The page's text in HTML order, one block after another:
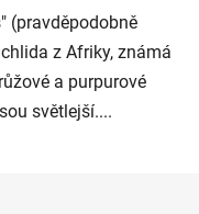
(pravděpodobně
z Afriky, známá
a purpurové
světlejší....